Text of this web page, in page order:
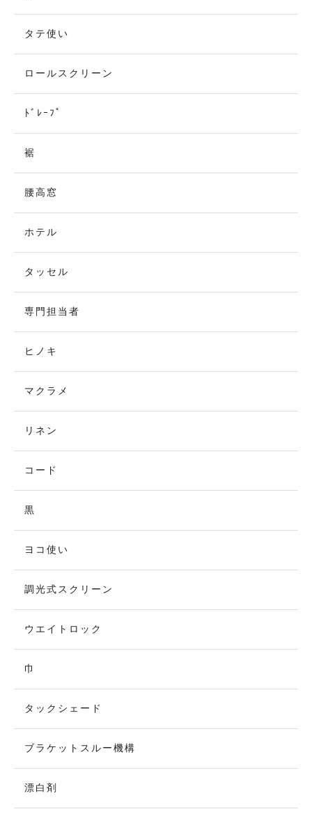
タテ使い
ロールスクリーン
ﾄﾞﾚｰﾌﾟ
裾
腰高窓
ホテル
タッセル
専門担当者
ヒノキ
マクラメ
リネン
コード
黒
ヨコ使い
調光式スクリーン
ウエイトロック
巾
タックシェード
ブラケットスルー機構
漂白剤